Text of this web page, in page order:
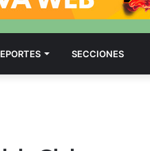
SECCIONES